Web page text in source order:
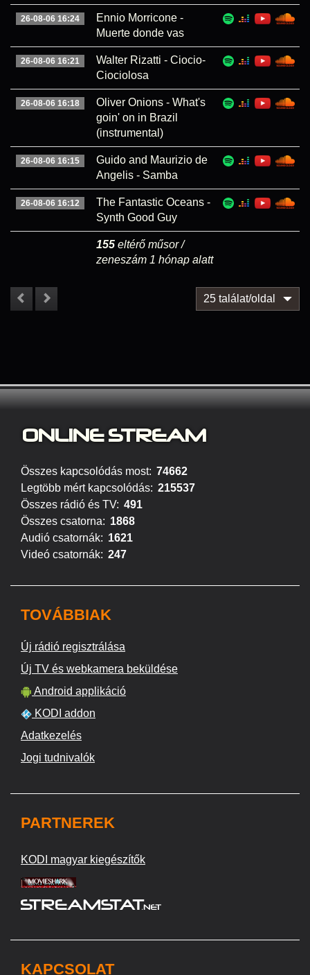
26-08-06 16:24
Ennio Morricone -
Muerte donde vas
26-08-06 16:21
Walter Rizatti - Ciocio-
Ciociolosa
26-08-06 16:18
Oliver Onions - What's
goin' on in Brazil
(instrumental)
26-08-06 16:15
Guido and Maurizio de
Angelis - Samba
26-08-06 16:12
The Fantastic Oceans -
Synth Good Guy
155 eltérő műsor /
zeneszám 1 hónap alatt
25 találat/oldal
ONLINE STREAM
Összes kapcsolódás most: 74662
Legtöbb mért kapcsolódás: 215537
Összes rádió és TV: 491
Összes csatorna: 1868
Audió csatornák: 1621
Videó csatornák: 247
TOVÁBBIAK
Új rádió regisztrálása
Új TV és webkamera beküldése
Android applikáció
KODI addon
Adatkezelés
Jogi tudnivalók
PARTNEREK
KODI magyar kiegészítők
KAPCSOLAT